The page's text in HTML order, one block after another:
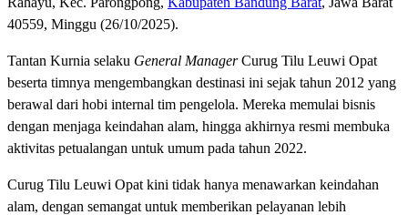
40559, Minggu (26/10/2025).
Tantan Kurnia selaku General ManagerCurug Tilu Leuwi Opat
beserta timnya mengembangkan destinasi ini sejak tahun 2012 yang
berawal dari hobi internal tim pengelola. Mereka memulai bisnis
dengan menjaga keindahan alam, hingga akhirnya resmi membuka
aktivitas petualangan untuk umum pada tahun 2022.
Curug Tilu Leuwi Opat kini tidak hanya menawarkan keindahan
alam, dengan semangat untuk memberikan pelayanan lebih